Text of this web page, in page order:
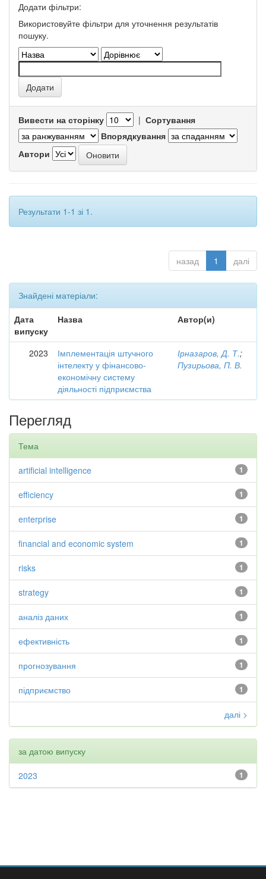
Додати фільтри:
Використовуйте фільтри для уточнення результатів
пошуку.
Вивести на сторінку | Сортування
Впорядкування
Автори
Результати 1-1 зі 1.
назад 1 далі
Знайдені матеріали:
Дата
випуску
Назва Автор(и)
2023
Імплементація штучного
інтелекту у фінансово-
економічну систему
діяльності підприємства
Ірназаров, Д. Т.;
Пузирьова, П. В.
Перегляд
Тема
1
artificial intelligence
1
efficiency
1
enterprise
1
financial and economic system
1
risks
1
strategy
1
аналіз даних
1
ефективність
1
прогнозування
1
підприємство
далі >
за датою випуску
1
2023